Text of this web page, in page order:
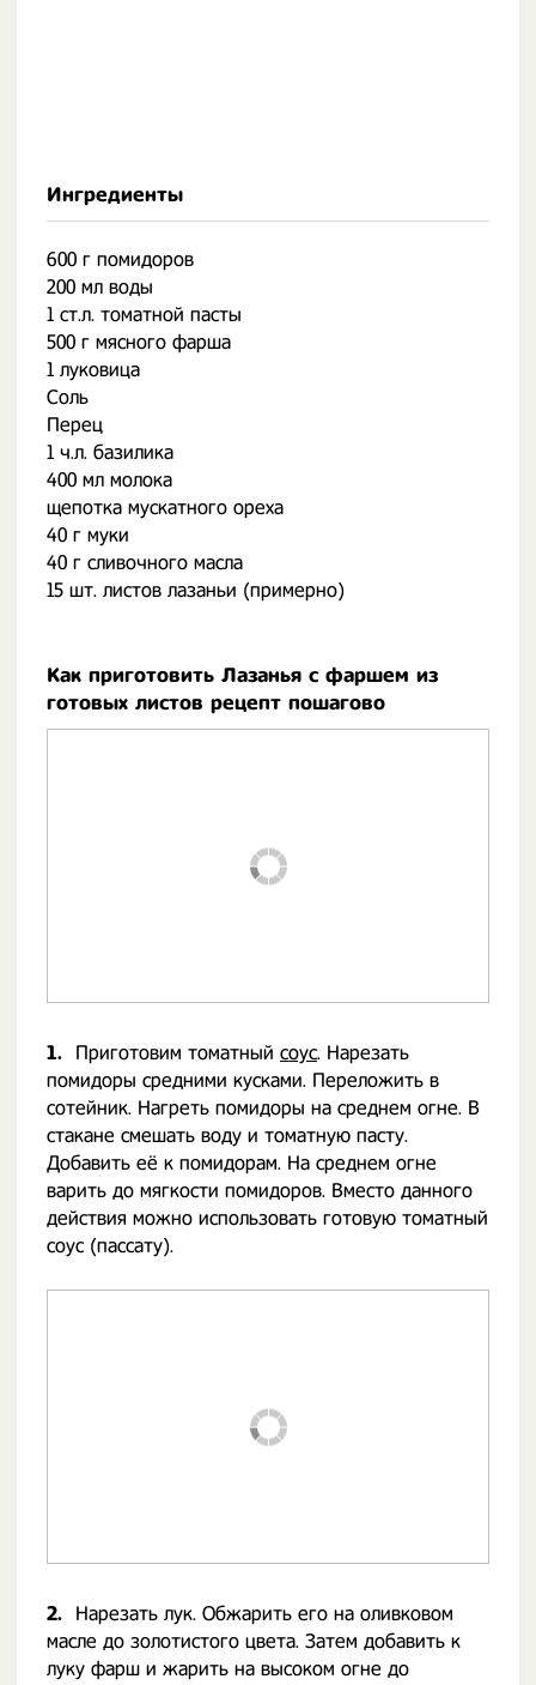
Ингредиенты
600 г помидоров
200 мл воды
1 ст.л. томатной пасты
500 г мясного фарша
1 луковица
Соль
Перец
1 ч.л. базилика
400 мл молока
щепотка мускатного ореха
40 г муки
40 г сливочного масла
15 шт. листов лазаньи (примерно)
Как приготовить Лазанья с фаршем из
готовых листов рецепт пошагово
1. Приготовим томатный соус. Нарезать
помидоры средними кусками. Переложить в
сотейник. Нагреть помидоры на среднем огне. В
стакане смешать воду и томатную пасту.
Добавить её к помидорам. На среднем огне
варить до мягкости помидоров. Вместо данного
действия можно использовать готовую томатный
соус (пассату).
2.
Нарезать лук. Обжарить его на оливковом
масле до золотистого цвета. Затем добавить к
луку фарш и жарить на высоком огне до